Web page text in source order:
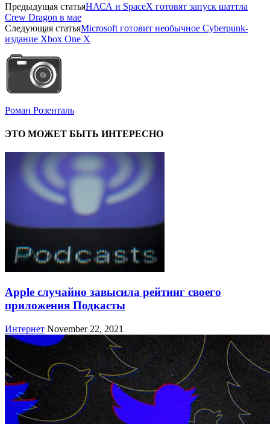
Предыдущая статьяНАСА и SpaceX готовят запуск шаттла
Crew Dragon в мае
Следующая статьяMicrosoft готовит необычное Cyberpunk-
издание Xbox One X
Роман Розенталь
ЭТО МОЖЕТ БЫТЬ ИНТЕРЕСНО
Apple случайно завысила рейтинг своего
приложения Подкасты
Интернет November 22, 2021